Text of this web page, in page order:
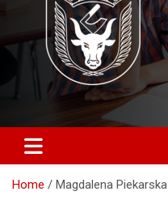
Home Magdalena Piekarska